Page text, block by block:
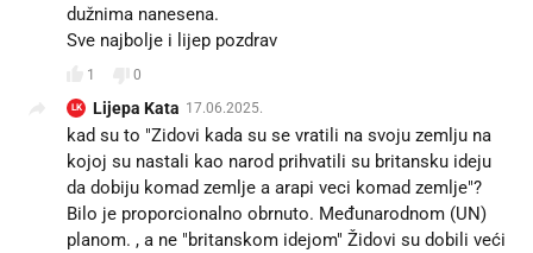
dužnima nanesena.
Sve najbolje i lijep pozdrav
1 0
LK Lijepa Kata 17.06.2025.
kad su to "Zidovi kada su se vratili na svoju zemlju na
kojoj su nastali kao narod prihvatili su britansku ideju
da dobiju komad zemlje a arapi veci komad zemlje"?
Bilo je proporcionalno obrnuto. Međunarodnom (UN)
planom. , a ne "britanskom idejom" Židovi su dobili veći